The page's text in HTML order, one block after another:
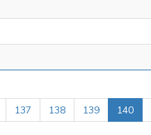
137 138 139 140